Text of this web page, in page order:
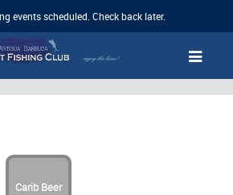
events scheduled. Check back later.
Carib Beer